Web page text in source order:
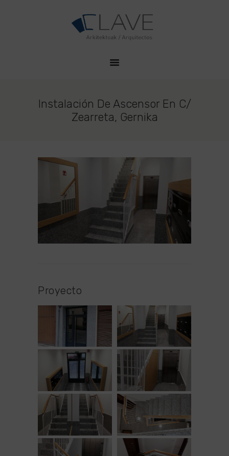
Instalación De Ascensor En C/
Zearreta, Gernika
CLAVE PROYECTOS
Estudio de Arquitectura en Durango
QUIENES SOMOS
Proyecto